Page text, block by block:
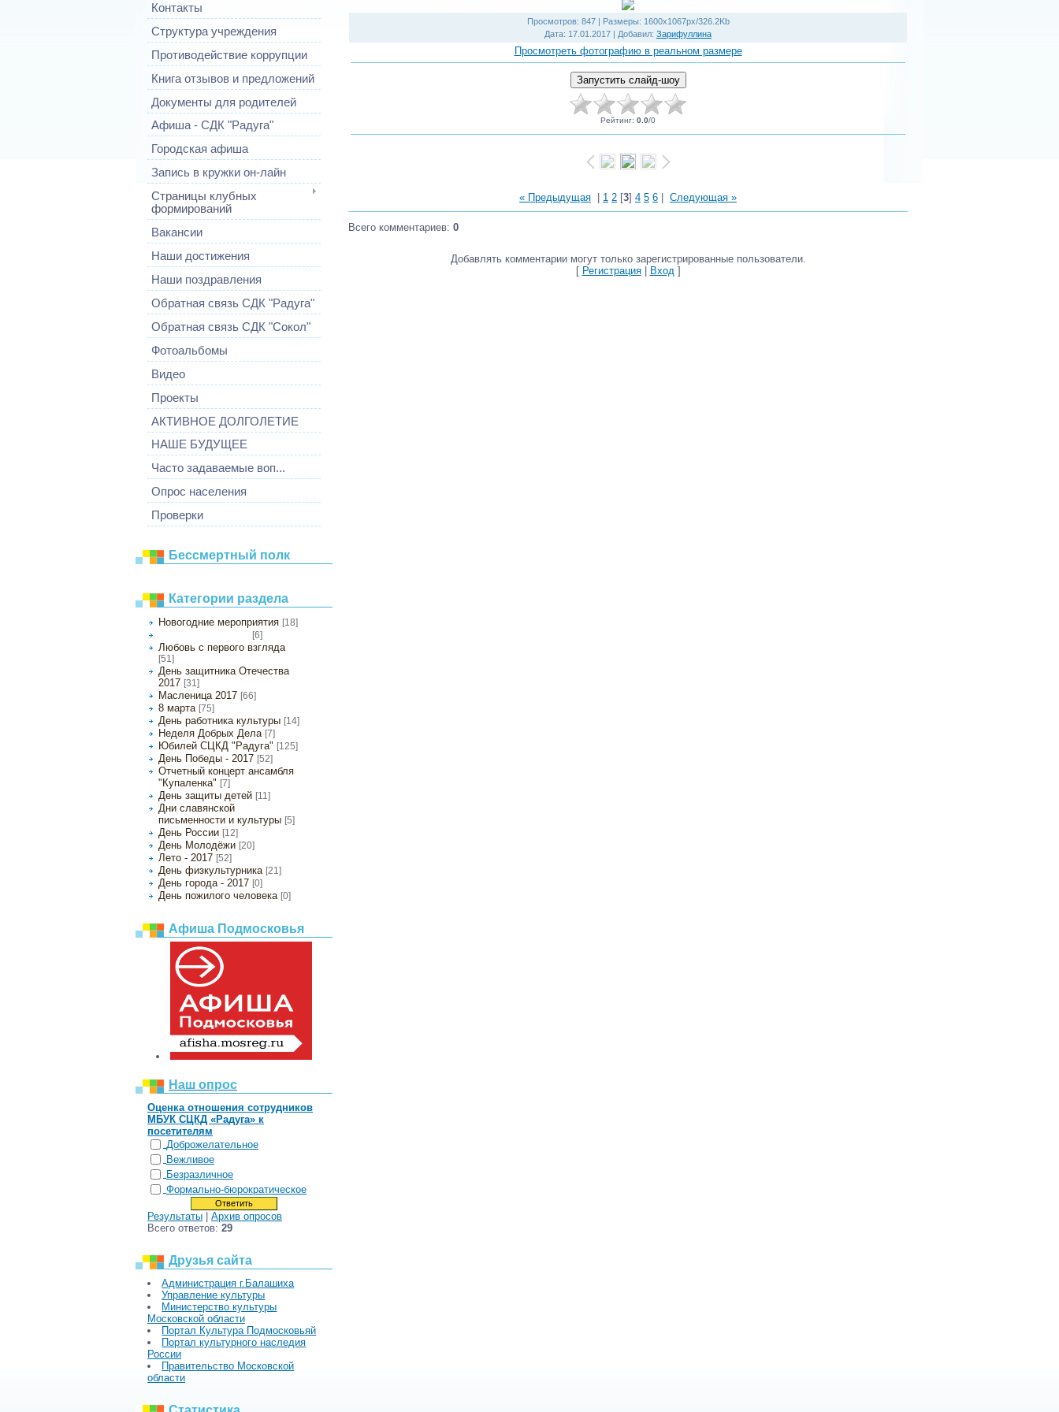
Контакты
Структура учреждения
Противодействие коррупции
Книга отзывов и предложений
Документы для родителей
Афиша - СДК "Радуга"
Городская афиша
Запись в кружки он-лайн
Страницы клубных
формирований
Вакансии
Наши достижения
Наши поздравления
Обратная связь СДК "Радуга"
Обратная связь СДК "Сокол"
Фотоальбомы
Видео
Проекты
АКТИВНОЕ ДОЛГОЛЕТИЕ
НАШЕ БУДУЩЕЕ
Часто задаваемые воп...
Опрос населения
Проверки
Бессмертный полк
Категории раздела
Новогодние мероприятия [18]
[6]
Любовь с первого взгляда
[51]
День защитника Отечества
2017 [31]
Масленица 2017 [66]
8 марта [75]
День работника культуры [14]
Неделя Добрых Дела [7]
Юбилей СЦКД "Радуга" [125]
День Победы - 2017 [52]
Отчетный концерт ансамбля
"Купаленка" [7]
День защиты детей [11]
Дни славянской
письменности и культуры [5]
День России [12]
День Молодёжи [20]
Лето - 2017 [52]
День физкультурника [21]
День города - 2017 [0]
День пожилого человека [0]
Афиша Подмосковья
Наш опрос
Оценка отношения сотрудников
МБУК СЦКД «Радуга» к
посетителям
Доброжелательное
Вежливое
Безразличное
Формально-бюрократическое
Результаты
Архив опросов
Всего ответов: 29
Друзья сайта
Администрация г.Балашиха
Управление культуры
Министерство культуры
Московской области
Портал Культура Подмосковьяй
Портал культурного наследия
России
Правительство Московской
области
Просмотров: 847 | Размеры: 1600x1067px/326.2Kb
Дата: 17.01.2017 | Добавил: Зарифуллина
Просмотреть фотографию в реальном размере
Рейтинг: 0.0/0
« Предыдущая 1 2 [3] 4 5 6 Следующая »
Всего комментариев: 0
Добавлять комментарии могут только зарегистрированные пользователи.
[ Регистрация| Вход ]